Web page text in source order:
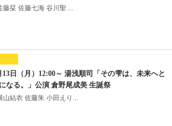
藤栞 佐藤七海 谷川聖 ...
13日（月）12:00～ 湯浅順司「その雫は、未来へと
なる。」公演 倉野尾成美 生誕祭
山結衣 佐藤朱 小田えり...